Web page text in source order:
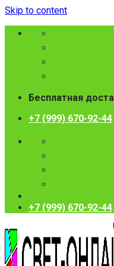
Skip to content
Бесплатная
+7 (999) 670-92-44
+7 (999) 670-92-44